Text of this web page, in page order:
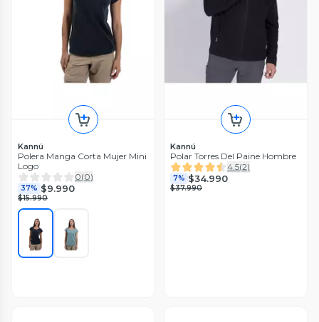
Kannú
Polera Manga Corta Mujer Mini
Logo
0(0)
37% $9.990
$15.990
Kannú
Polar Torres Del Paine Hombre
4.5(2)
7% $34.990
$37.990